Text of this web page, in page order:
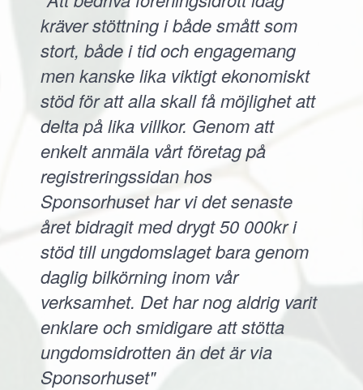
kräver stöttning i både smått som
stort, både i tid och engagemang
men kanske lika viktigt ekonomiskt
stöd för att alla skall få möjlighet att
delta på lika villkor. Genom att
enkelt anmäla vårt företag på
registreringssidan hos
Sponsorhuset har vi det senaste
året bidragit med drygt 50 000kr i
stöd till ungdomslaget bara genom
daglig bilkörning inom vår
verksamhet. Det har nog aldrig varit
enklare och smidigare att stötta
ungdomsidrotten än det är via
Sponsorhuset"